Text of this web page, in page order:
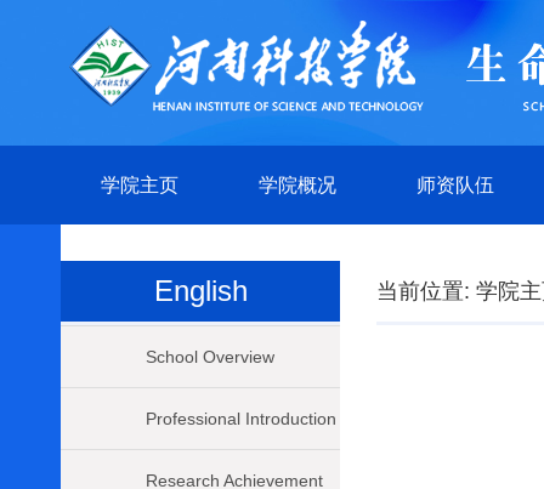
学院主页 学院概况 师资队伍
English
School Overview
Professional Introduction
Research Achievement
当前位置: 学院